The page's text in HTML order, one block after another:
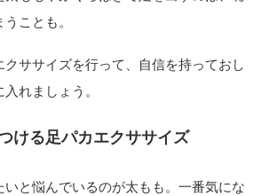
ことも。
クササイズを行って、自信を持っておし
れましょう。
ける足パカエクササイズ
いと悩んでいるのが太もも。一番気にな